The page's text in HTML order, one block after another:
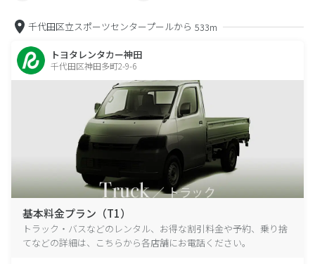
千代田区立スポーツセンタープールから 533m
トヨタレンタカー神田
千代田区神田多町2-9-6
基本料金プラン（T1）
トラック・バスなどのレンタル、お得な割引料金や予約、乗り捨
てなどの詳細は、こちらから各店舗にお電話ください。